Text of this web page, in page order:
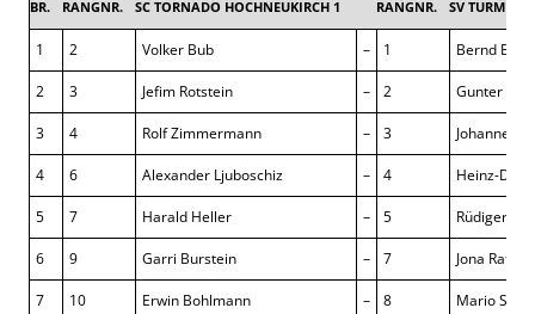
BR. RANGNR. SC TORNADO HOCHNEUKIRCH 1 RANGNR. SV TURM
1 2 Volker Bub – 1 Bernd
2 3 Jefim Rotstein – 2 Gunter
3 4 Rolf Zimmermann – 3 Johannes
4 6 Alexander Ljuboschiz – 4 Heinz-
5 7 Harald Heller – 5 Rüdiger
6 9 Garri Burstein – 7 Jona
7 10 Erwin Bohlmann – 8 Mario